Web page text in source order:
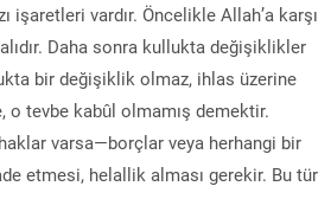
işaretleri vardır. Öncelikle Allah’a karşı
Daha sonra kullukta değişiklikler
bir değişiklik olmaz, ihlas üzerine
o tevbe kabûl olmamış demektir.
varsa—borçlar veya herhangi bir
etmesi, helallik alması gerekir. Bu tür